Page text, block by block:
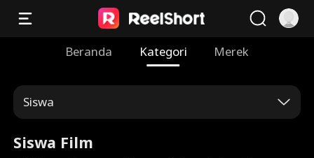
Beranda Kategori Merek
Siswa
Siswa Film